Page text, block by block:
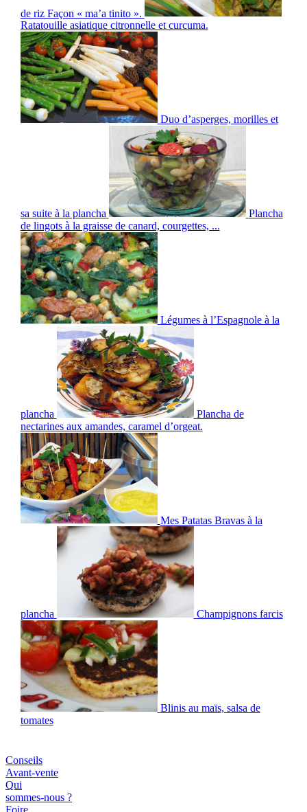
de riz Façon « ma’a tinito ».
Ratatouille asiatique citronnelle et curcuma.
Duo d’asperges, morilles et
sa suite à la plancha
Plancha
de lingots à la graisse de canard, courgettes, ...
Légumes à l’Espagnole à la
plancha
Plancha de
nectarines aux amandes, caramel d’orgeat.
Mes Patatas Bravas à la
plancha Champignons farcis
Blinis au maïs, salsa de
tomates
Conseils
Avant-vente
Qui
sommes-nous ?
Foire